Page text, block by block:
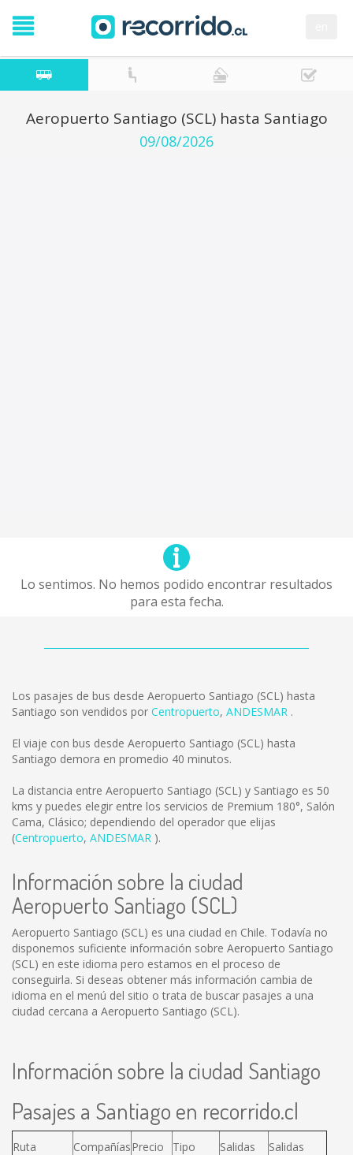
Aeropuerto Santiago (SCL) hasta Santiago
09/08/2026
Lo sentimos. No hemos podido encontrar resultados
para esta fecha.
Los pasajes de bus desde Aeropuerto Santiago (SCL) hasta
Santiago son vendidos por Centropuerto, ANDESMAR .
El viaje con bus desde Aeropuerto Santiago (SCL) hasta
Santiago demora en promedio 40 minutos.
La distancia entre Aeropuerto Santiago (SCL) y Santiago es 50
kms y puedes elegir entre los servicios de Premium 180°, Salón
Cama, Clásico; dependiendo del operador que elijas
(Centropuerto, ANDESMAR ).
Información sobre la ciudad
Aeropuerto Santiago (SCL)
Aeropuerto Santiago (SCL) es una ciudad en Chile. Todavía no
disponemos suficiente información sobre Aeropuerto Santiago
(SCL) en este idioma pero estamos en el proceso de
conseguirla. Si deseas obtener más información cambia de
idioma en el menú del sitio o trata de buscar pasajes a una
ciudad cercana a Aeropuerto Santiago (SCL).
Información sobre la ciudad Santiago
Pasajes a Santiago en recorrido.cl
Ruta CompañíasPrecio Tipo Salidas Salidas